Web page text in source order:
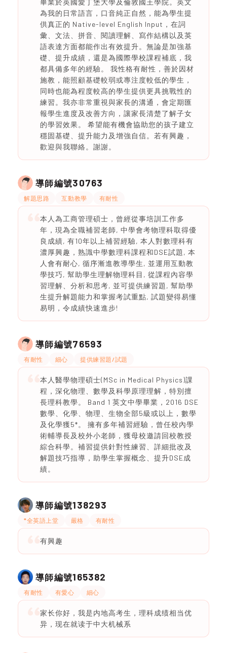
畢業於英國愛丁堡大學及倫敦國王學院。英文
為我的日常語言，口音純正自然，能為學生提
供真正的 Native-level English Input，在詞
彙、文法、拼音、閱讀理解、寫作結構以及英
語表達方面都能作出有效提升。無論是加強基
礎、提升成績，還是為國際學校課程補底，我
都具備多年的經驗。 我性格有耐性，善於因材
施教，能照顧基礎較弱或專注度較低的學生，
同時也能為程度較高的學生提供更具挑戰性的
練習。我亦非常重視與家長的溝通，會定期匯
報學生進度及改善方向，讓家長清楚了解子女
的學習效果。 希望能有機會協助您的孩子建立
穩固基礎、提升能力及增強自信。若有興趣，
歡迎與我聯絡。謝謝。
導師編號30763
解題思路 互動教學 有耐性
本人為工商管理碩士，曾經從事培訓工作多
年，現為全職補習老師, 中學會考物理科取得優
良成績, 有10年以上補習經驗, 本人對數理科有
濃厚興趣，熟識中學數理科課程和DSE試題, 本
人會有耐心, 循序漸進教導學生, 並運用互動教
學技巧, 幫助學生理解物理科目, 從課程內容學
習理解、分析和思考, 並可提供練習題, 幫助學
生提升解題能力和掌握考試重點, 試題變得易懂
易明，令成績快速進步!
導師編號76593
有耐性 細心 提供練習題/試題
本人醫學物理碩士(MSc in Medical Physics)課
程，深化物理、數學及科學原理理解，特別擅
長理科教學。 Band 1 英文中學畢業，2016 DSE
數學、化學、物理、生物全部5級或以上，數學
及化學獲5*。 擁有多年補習經驗，曾任校內學
術輔導長及校外小老師，獲母校邀請回校教授
綜合科學。補習提供針對性練習、詳細批改及
解題技巧指導，助學生掌握概念、提升DSE成
績。
導師編號138293
*全英語上堂 嚴格 有耐性
有興趣
導師編號165382
有耐性 有愛心 細心
家长你好，我是内地高考生，理科成绩相当优
异，现在就读于中大机械系